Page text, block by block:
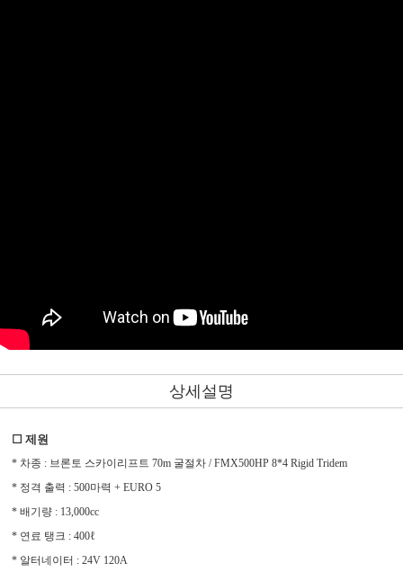
상세설명
☐ 제원
* 차종 : 브론토 스카이리프트 70m 굴절차 / FMX500HP 8*4 Rigid Tridem
* 정격 출력 : 500마력 + EURO 5
* 배기량 : 13,000cc
* 연료 탱크 : 400ℓ
* 알터네이터 : 24V 120A